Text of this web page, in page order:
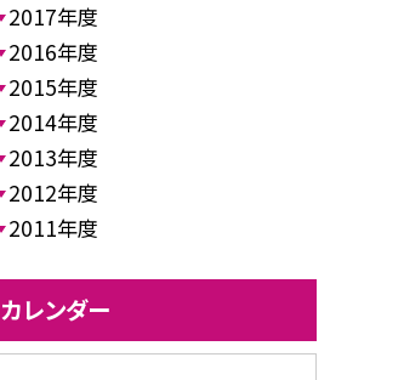
2017年度
2016年度
2015年度
2014年度
2013年度
2012年度
2011年度
カレンダー